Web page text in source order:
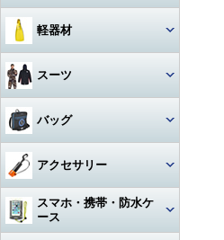
カメラハウジング・ポート
一眼レフカメラハウジング
ミラーレスカメラハウジング
コンパクトカメラハウジング
ビデオカメラハウジング
ポート・ギア・オプション
レンズ
マクロレンズ
ワイドレンズ
レンズオプション・フィルタ
ー・アダプター
ストロボ
ストロボ本体
接続ケーブル
その他・アクセサリー
アーム・グリップ・ベース・ス
テー
フロートアーム
クランプ
アームセット
アクションカメラ・GoPro
アクションカメラ・GoPro本
アクションカメラ・GoProア
クセサリー
ビデオライト
ビデオライト
アクセサリー・その他
大画面モデル
トランスミッター
コンソールモデル
DCアクセサリー・パーツ
下取り・キャンペーン
レギュレター
レギュレター
DINモデル
アクセサリー・その他
オクトパス
ゲージ
3連ゲージ
2連ゲージ
シングルゲージ
BCジャケット
スタビタイプ
フロントアジャスタブルタイ
プ
オクトパスインフレーター
(AIR-2等)
インフレーター
軽器材
マスク
2眼タイプ
フルフェイスマスク
マスク用レンズ
スノーケル
スノーケル本体
アクセサリ・パーツ・その他
フィン
フルフットタイプ
ストラップタイプ
ブーツ
フルフットフィン向け
グローブ
スーツ
ウェットスーツ
ウェットスーツアクセサリー
ウェットスーツインナー
ドライスーツ
バッグ
メッシュバッグ（フルサイズ）
メッシュバッグ（ミニ）
キャスター・キャリーバッグ
アクセサリー
ナイフスマホ・携帯・防水ケ
ース